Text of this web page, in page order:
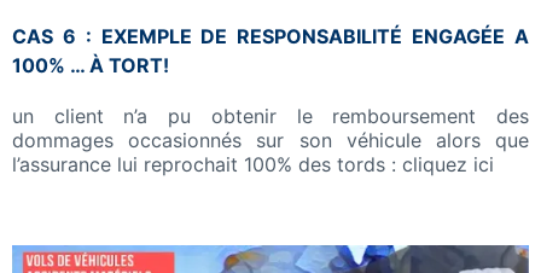
CAS 6 : EXEMPLE DE RESPONSABILITÉ ENGAGÉE A
100% … À TORT!
un client n’a pu obtenir le remboursement des
dommages occasionnés sur son véhicule alors que
l’assurance lui reprochait 100% des tords : cliquez ici